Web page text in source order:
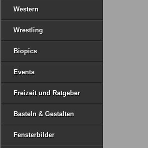
Western
Wrestling
Biopics
Events
Freizeit und Ratgeber
Basteln & Gestalten
Fensterbilder